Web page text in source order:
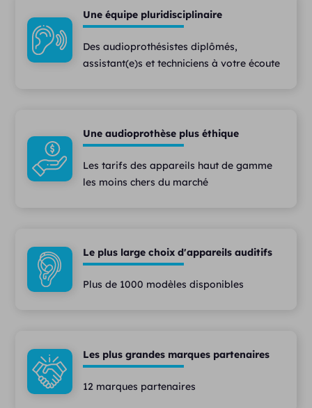
Une équipe pluridisciplinaire
Des audioprothésistes diplômés,
assistant(e)s et techniciens à votre écoute
Une audioprothèse plus éthique
Les tarifs des appareils haut de gamme
les moins chers du marché
Le plus large choix d'appareils auditifs
Plus de 1000 modèles disponibles
Les plus grandes marques partenaires
12 marques partenaires